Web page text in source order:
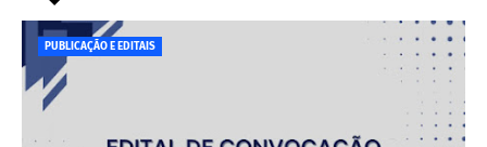
PUBLICAÇÃO E EDITAIS